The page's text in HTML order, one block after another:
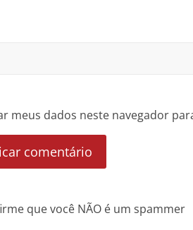
meus dados neste navegador
que você NÃO é um spammer